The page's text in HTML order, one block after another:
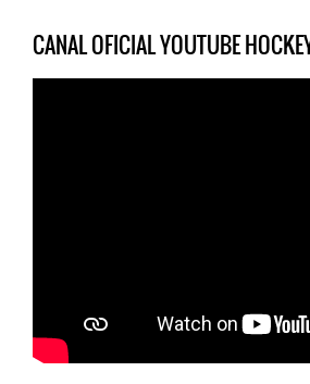
CANAL OFICIAL YOUTUBE